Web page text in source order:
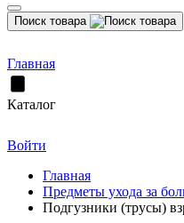
Поиск товара
Главная
Каталог
Войти
Главная
Предметы ухода за
Подгузники (трусы)